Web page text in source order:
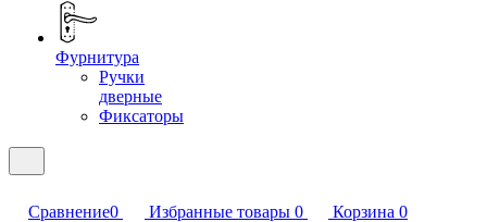
Фурнитура
Ручки
дверные
Фиксаторы
Сравнение0 Избранные товары 0 Корзина 0